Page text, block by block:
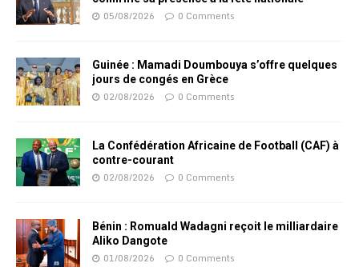
05/08/2026 0 Comments
Guinée : Mamadi Doumbouya s’offre quelques
jours de congés en Grèce
02/08/2026 0 Comments
La Confédération Africaine de Football (CAF) à
contre-courant
02/08/2026 0 Comments
Bénin : Romuald Wadagni reçoit le milliardaire
Aliko Dangote
01/08/2026 0 Comments